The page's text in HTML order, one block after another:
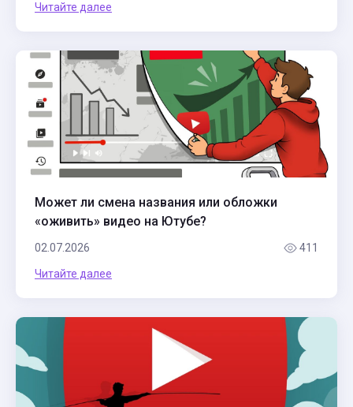
Читайте далее
Может ли смена названия или обложки
«оживить» видео на Ютубе?
02.07.2026 411
Читайте далее